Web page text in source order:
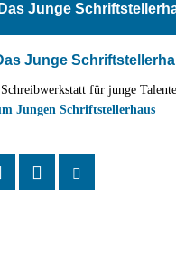
Das Junge
für junge Talente
Jungen Schriftstellerhaus